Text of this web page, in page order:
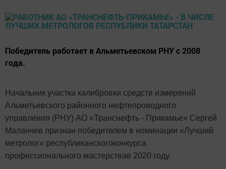
Победитель работает в Альметьевском РНУ с 2008
года.
Начальник участка калибровки средств измерений
Альметьевского районного нефтепроводного
управления (РНУ) АО «Транснефть - Прикамье» Сергей
Маланчев признан победителем в номинации «Лучший
метролог» республиканскогоконкурса
профессионального мастерствав 2020 году.